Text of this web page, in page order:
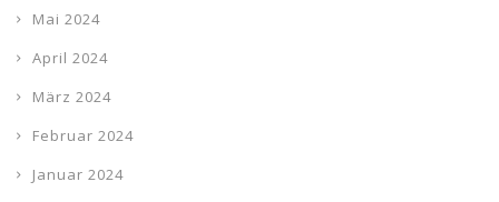
Mai 2024
April 2024
März 2024
Februar 2024
Januar 2024